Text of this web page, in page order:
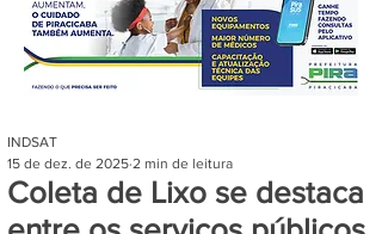
Coleta de Lixo se destaca
INDSAT
15 de dez. de 2025 2 min de leitura